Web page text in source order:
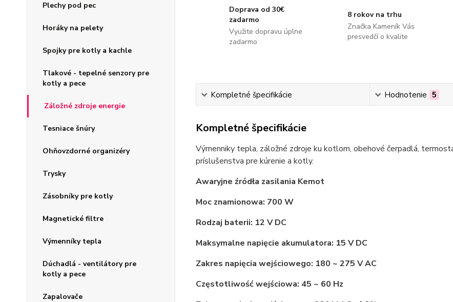
Plechy pod pec
Horáky na pelety
Spojky pre kotly a kachle
Tlakové - tepelné senzory pre
kotly a pece
Záložné zdroje energie
Tesniace šnúry
Ohňovzdorné organizéry
Trysky
Zásobníky pre kotly
Magnetické filtre
Výmenníky tepla
Dúchadlá - ventilátory pre
kotly a pece
Zapalovače
Doprava od 30€
zadarmo
Využite dopravu úplne
zadarmo
8 rokov na trhu
Značka Kameník Vás
presvedčí o kvalite
Kompletné špecifikácie Hodnotenie 5
Kompletné špecifikácie
Výmenniky tepla, záložné zdroje ku kotlom, obehové čerpadlá,
príslušenstva pre kúrenie a kotly.
Awaryjne źródła zasilania Kemot
Moc znamionowa: 700 W
Rodzaj baterii: 12 V DC
Maksymalne napięcie akumulatora: 15 V DC
Zakres napięcia wejściowego: 180 ~ 275 V AC
Częstotliwość wejściowa: 45 ~ 60 Hz